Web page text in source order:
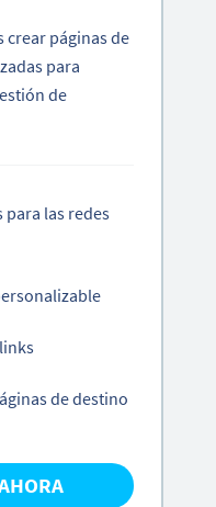
crear páginas de
para
de
para las redes
de destino